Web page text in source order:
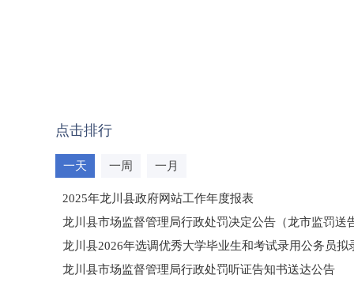
点击排行
一天 一周 一月
2025年龙川县政府网站工作年度报表
龙川县市场监督管理局行政处罚决定公告（龙市监罚送
龙川县2026年选调优秀大学毕业生和考试录用公务员拟
龙川县市场监督管理局行政处罚听证告知书送达公告